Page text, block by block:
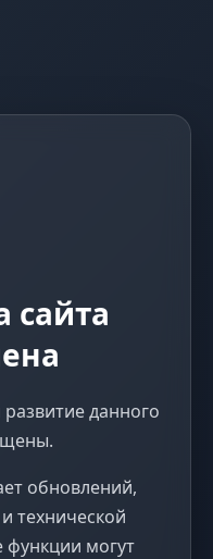
сайта
данного
обновлений,
технической
могут